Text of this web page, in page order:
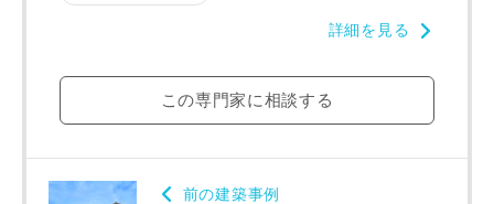
詳細を見る
この専門家に相談する
前の建築事例